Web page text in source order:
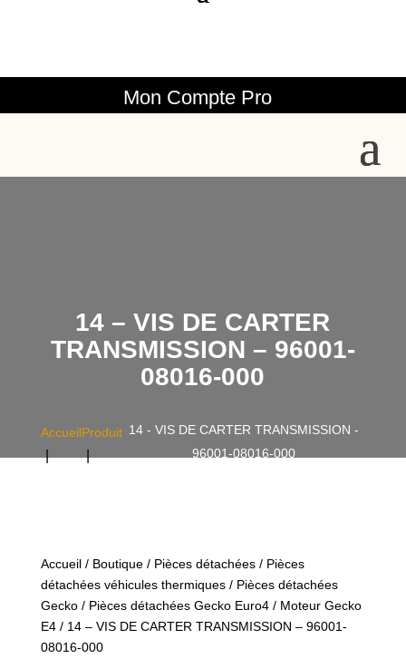
Mon Compte Pro
14 – VIS DE CARTER
TRANSMISSION – 96001-
08016-000
AccueilProduit 14 - VIS DE CARTER TRANSMISSION -
96001-08016-000
Accueil/ Boutique/ Pièces détachées/ Pièces
détachées véhicules thermiques/ Pièces détachées
Gecko/ Pièces détachées Gecko Euro4/ Moteur Gecko
E4/ 14 – VIS DE CARTER TRANSMISSION – 96001-
08016-000